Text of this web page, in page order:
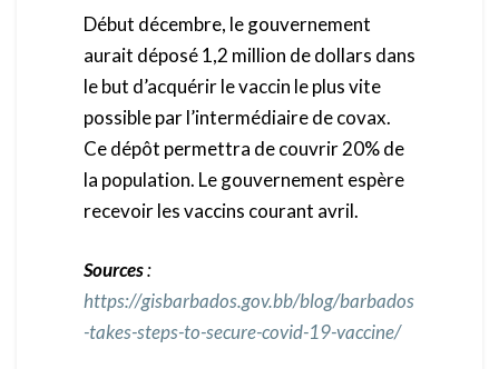
Début décembre, le gouvernement
aurait déposé 1,2 million de dollars dans
le but d’acquérir le vaccin le plus vite
possible par l’intermédiaire de covax.
Ce dépôt permettra de couvrir 20% de
la population. Le gouvernement espère
recevoir les vaccins courant avril.
Sources:
https://gisbarbados.gov.bb/blog/barbados
-takes-steps-to-secure-covid-19-vaccine/